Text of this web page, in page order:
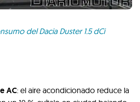
del Dacia Duster 1.5 dCi
AC: el aire acondicionado reduce la